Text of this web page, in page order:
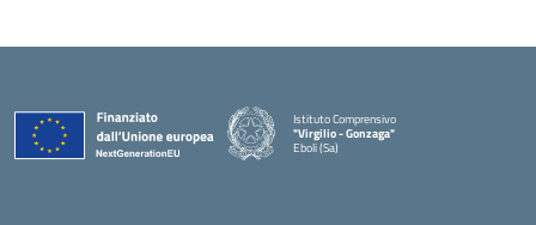
Istituto Comprensivo
"Virgilio - Gonzaga"
Eboli (Sa)